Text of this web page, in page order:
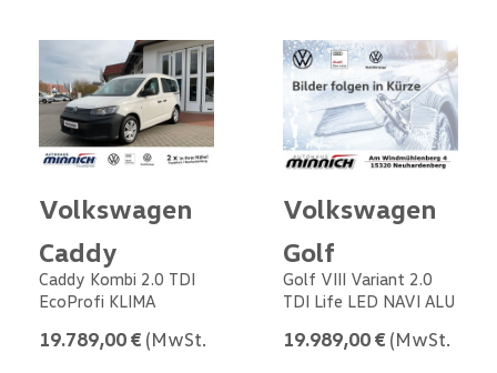
Volkswagen
Caddy
Caddy Kombi 2.0 TDI
EcoProfi KLIMA
19.789,00 € (MwSt.
Volkswagen
Golf
Golf VIII Variant 2.0
TDI Life LED NAVI ALU
19.989,00 € (MwSt.